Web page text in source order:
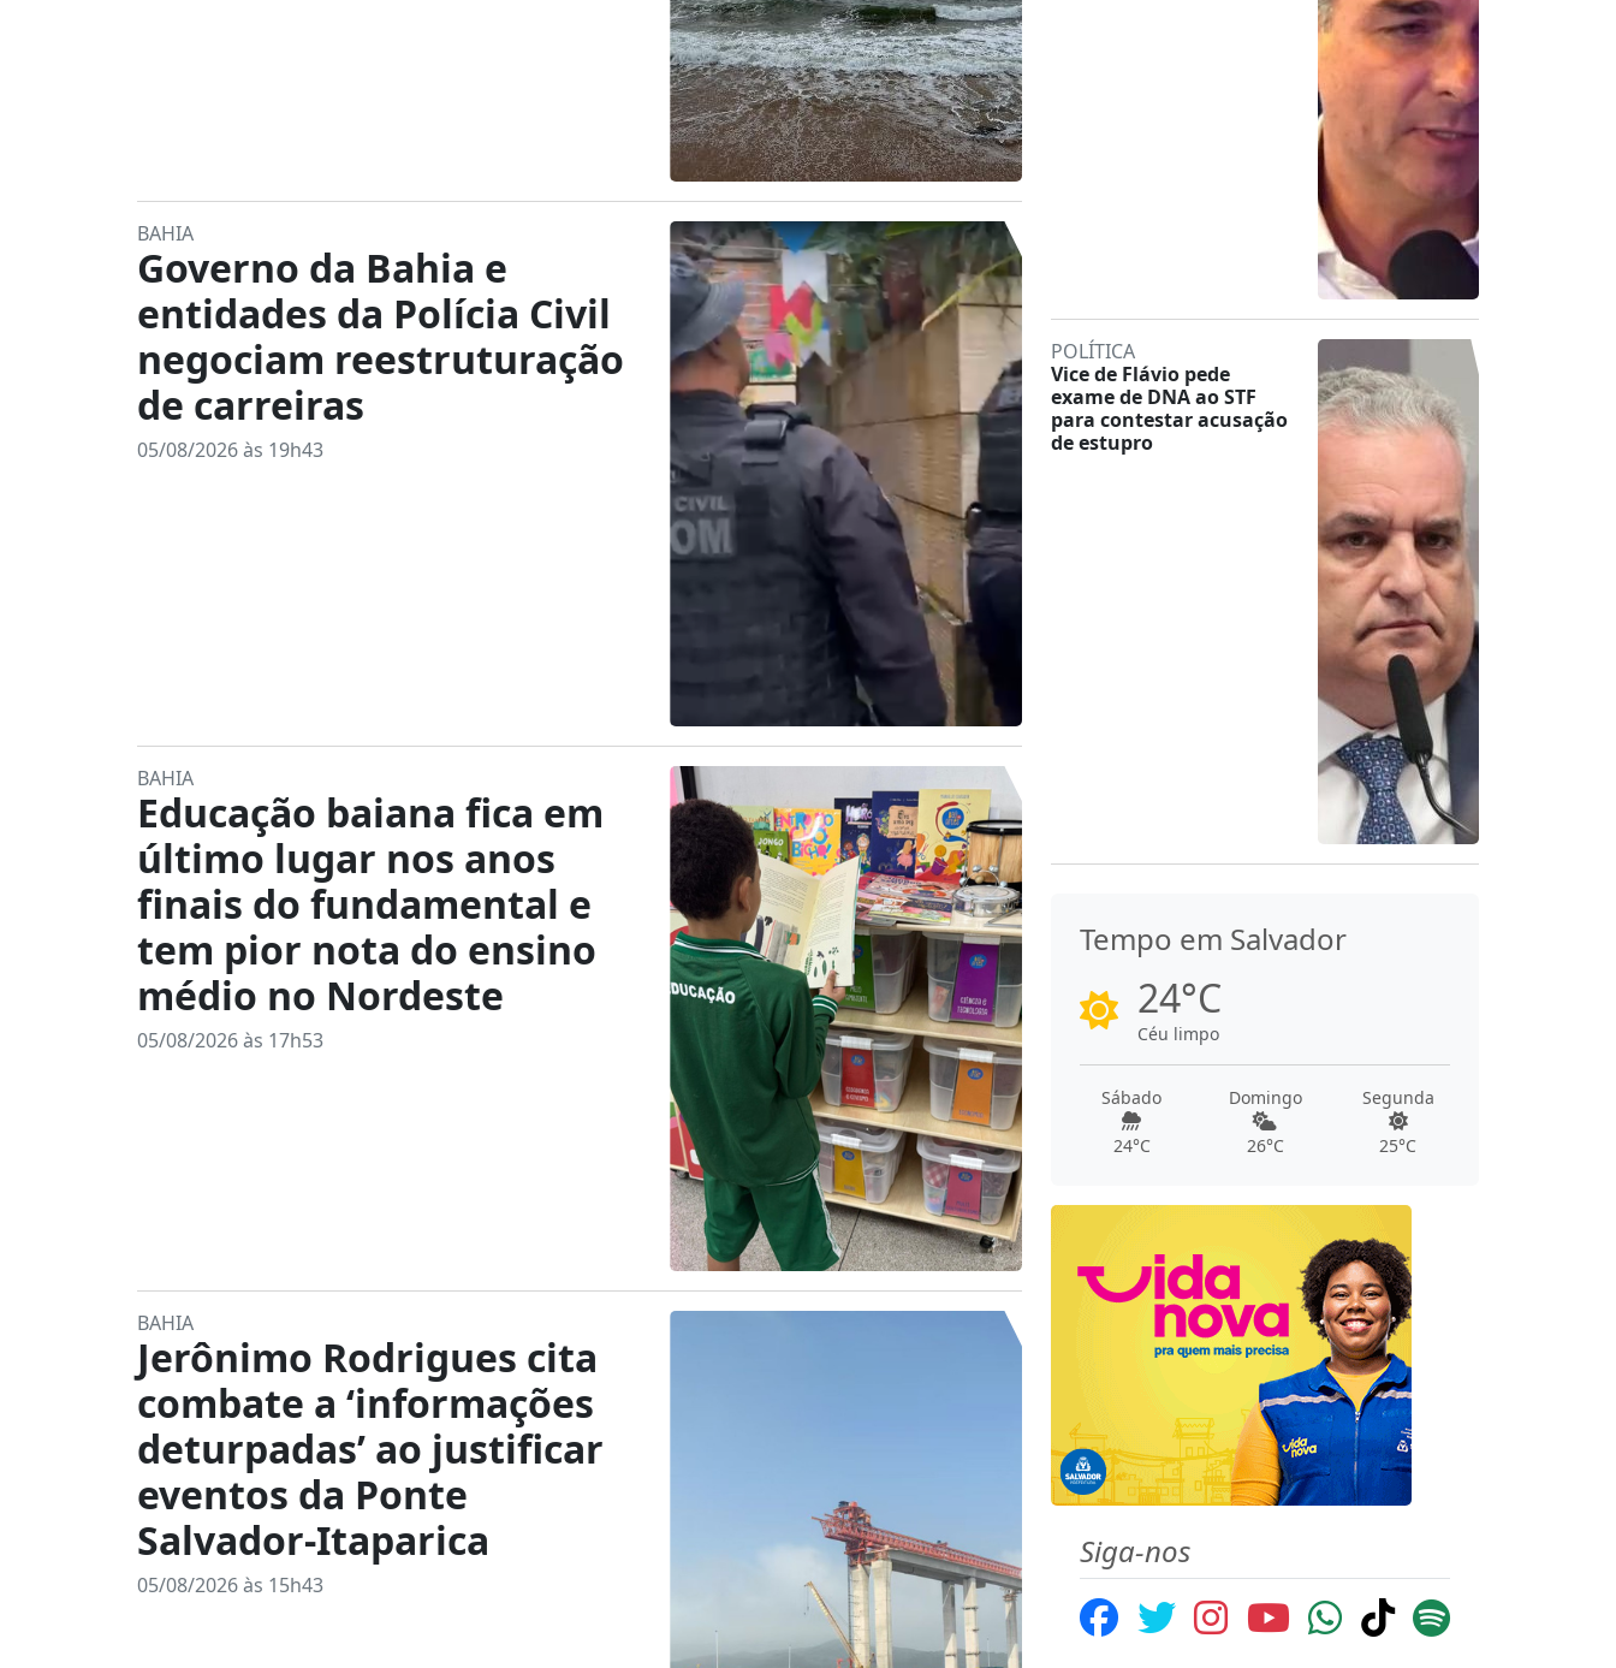
BAHIA
Governo da Bahia e
entidades da Polícia Civil
negociam reestruturação
de carreiras
05/08/2026 às 19h43
BAHIA
Educação baiana fica em
último lugar nos anos
finais do fundamental e
tem pior nota do ensino
médio no Nordeste
05/08/2026 às 17h53
BAHIA
Jerônimo Rodrigues cita
combate a ‘informações
deturpadas’ ao justificar
eventos da Ponte
Salvador-Itaparica
05/08/2026 às 15h43
POLÍTICA
Vice de Flávio pede
exame de DNA ao STF
para contestar acusação
de estupro
Tempo em Salvador
24°C
Céu limpo
Sábado
24°C
Domingo
26°C
Segunda
25°C
Siga-nos